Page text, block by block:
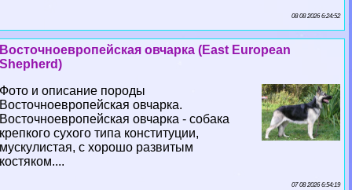
08 08 2026 6:24:52
Восточноевропейская овчарка (East European
Shepherd)
Фото и описание породы
Восточноевропейская овчарка.
Восточноевропейская овчарка - собака
крепкого сухого типа конституции,
мускулистая, с хорошо развитым
костяком....
07 08 2026 6:54:19